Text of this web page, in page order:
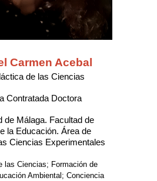
Carmen Acebal
de las Ciencias
Contratada Doctora
de Málaga. Facultad de
la Educación. Área de
Ciencias Experimentales
las Ciencias; Formación de
Ambiental; Conciencia